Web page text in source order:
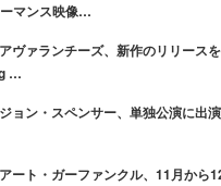
マンス映像…
アヴァランチーズ、新作のリリース
…
ジョン・スペンサー、単独公演に出
アート・ガーファンクル、11月から